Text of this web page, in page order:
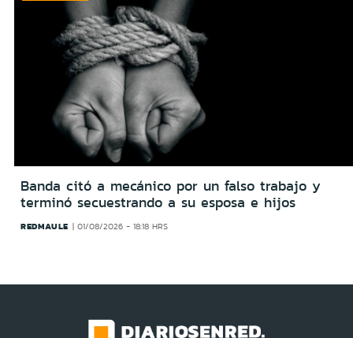
Banda citó a mecánico por un falso trabajo y
terminó secuestrando a su esposa e hijos
REDMAULE 01/08/2026 - 18:18 HRS